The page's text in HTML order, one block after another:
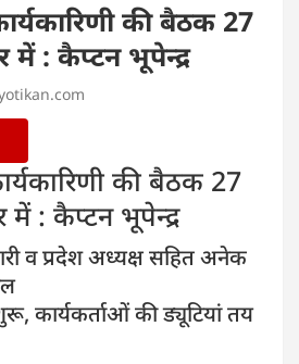
की बैठक 27
में : कैप्टन भूपेन्द्र
की बैठक 27
: कैप्टन भूपेन्द्र
व प्रदेश अध्यक्ष सहित अनेक
कार्यकर्ताओं की ड्यूटियां तय